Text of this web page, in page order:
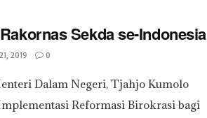
Sekda se-Indonesia
2019 0
Dalam Negeri, Tjahjo Kumolo
Reformasi Birokrasi bagi